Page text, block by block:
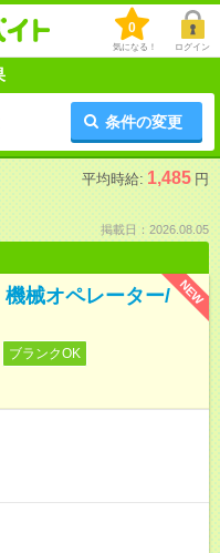
0
気になる！ ログイン
条件の変更
平均時給: 1,485 円
掲載日：2026.08.05
NEW
機械オペレーター/
ブランクOK